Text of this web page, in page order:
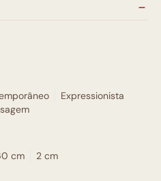
Expressionista
cm 2 cm